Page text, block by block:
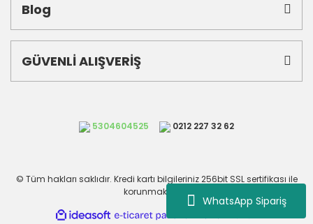
WhatsApp Sipariş
Blog
GÜVENLİ ALIŞVERİŞ
5304604525 0212 227 32 62
© Tüm hakları saklıdır. Kredi kartı bilgileriniz 256bit SSL sertifikası ile
korunmaktadır.
ideasoft